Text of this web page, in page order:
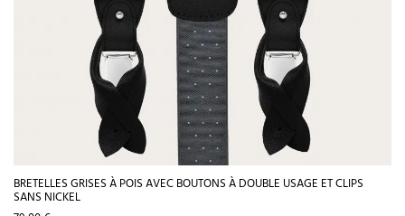
BRETELLES GRISES À POIS AVEC BOUTONS À DOUBLE USAGE ET CLIPS
SANS NICKEL